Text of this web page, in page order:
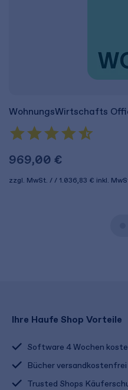
WohnungsWirtschafts
969,00 €
zzgl. MwSt. 1.036,83 € inkl.
Ihre Haufe Shop Vorteile
Software 4 Wochen
Bücher versandkostenfrei
Trusted Shops